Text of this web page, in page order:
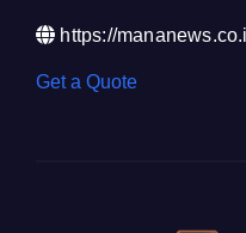
https://
Get a Quote